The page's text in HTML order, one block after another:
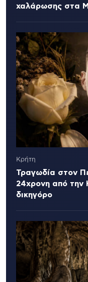
χαλάρωσης στα
Κρήτη
Τραγωδία στον
24χρονη από την
δικηγόρο